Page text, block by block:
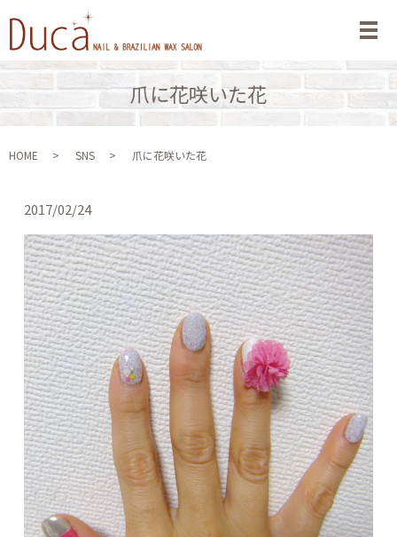
メ
爪に花咲いた花
HOME SNS 爪に花咲いた花
2017/02/24